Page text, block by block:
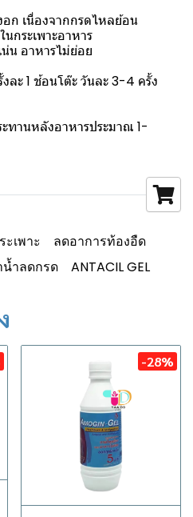
ก เนื่องจากกรดไหลย้อน
กระเพาะอาหาร
น อาหารไม่ย่อย
ละ 1 ช้อนโต๊ะ วันละ 3-4 ครั้ง
ทานหลังอาหารประมาณ 1-
เพาะ
ลดอาการท้องอืด
น้ำลดกรด
ANTACIL GEL
-28%